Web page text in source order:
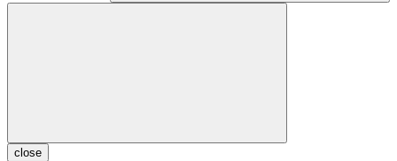
close